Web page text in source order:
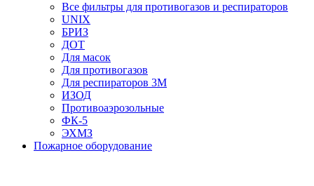
Все фильтры для противогазов и респираторов
UNIX
БРИЗ
ДОТ
Для масок
Для противогазов
Для респираторов 3М
ИЗОД
Противоаэрозольные
ФК-5
ЭХМЗ
Пожарное оборудование